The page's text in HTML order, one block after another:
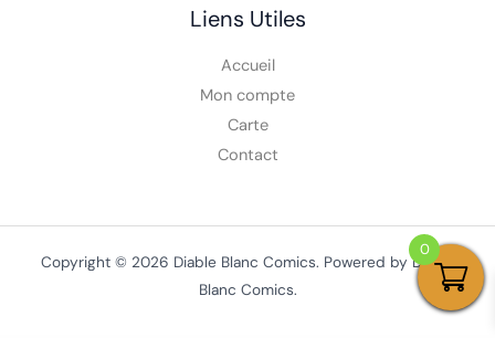
Liens Utiles
Accueil
Mon compte
Carte
Contact
Copyright © 2026 Diable Blanc Comics. Powered by Diable
Blanc Comics.
0